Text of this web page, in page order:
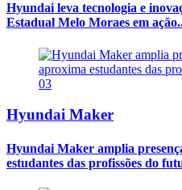
Hyundai leva tecnologia e
Estadual Melo Moraes em
03
Hyundai Maker
Hyundai Maker amplia
estudantes das profissões do